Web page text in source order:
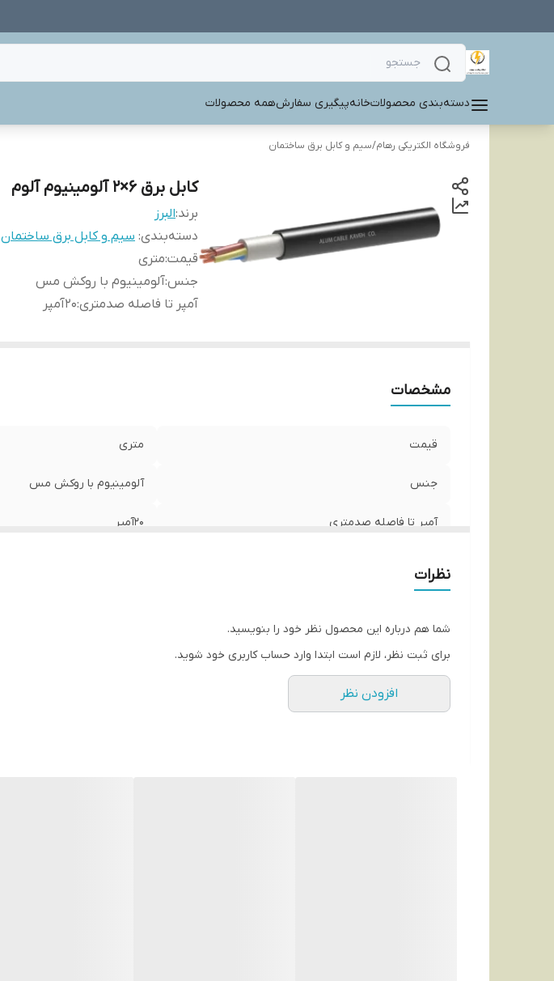
دسته‌بندی محصولاتخانهپیگیری سفارشهمه محصولات
فروشگاه الکتریکی رهام/سیم و کابل برق ساختمان
کابل برق 6×2 آلومینیوم آلوم
برند:البرز
دسته‌بندی: سیم و کابل برق ساختمان
قیمت:متری
جنس:آلومینیوم با روکش مس
آمپر تا فاصله صدمتری:20آمپر
مشخصات
قیمت متری
جنس آلومینیوم با روکش مس
آمپر تا فاصله صدمتری 20آمپر
نظرات
شما هم درباره این محصول نظر خود را بنویسید.
برای ثبت نظر، لازم است ابتدا وارد حساب کاربری خود شوید.
افزودن نظر